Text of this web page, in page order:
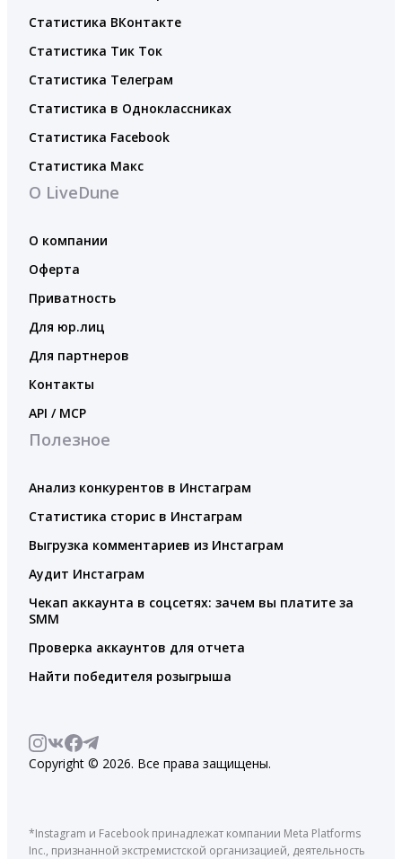
Статистика ВКонтакте
Статистика Тик Ток
Статистика Телеграм
Статистика в Одноклассниках
Статистика Facebook
Статистика Макс
О LiveDune
О компании
Оферта
Приватность
Для юр.лиц
Для партнеров
Контакты
API / MCP
Полезное
Анализ конкурентов в Инстаграм
Статистика сторис в Инстаграм
Выгрузка комментариев из Инстаграм
Аудит Инстаграм
Чекап аккаунта в соцсетях: зачем вы платите за
SMM
Проверка аккаунтов для отчета
Найти победителя розыгрыша
Copyright © 2026. Все права защищены.
*Instagram и Facebook принадлежат компании Meta Platforms
Inc., признанной экстремистской организацией, деятельность